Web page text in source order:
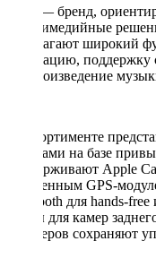
Incar — бренд,
мультимедийные
предлагают широкий
навигацию, поддержку
воспроизведение
В ассортименте
экранами на базе
поддерживают Apple
встроенным GPS-
Bluetooth для hands-
входы для камер
адаптеров сохраняют